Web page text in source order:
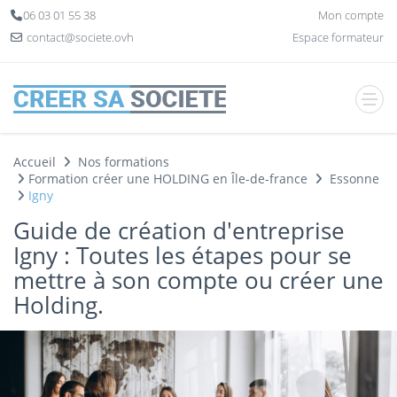
06 03 01 55 38
contact@societe.ovh
Mon compte
Espace formateur
Accueil
Nos formations
Formation créer une HOLDING en Île-de-france
Essonne
Igny
Guide de création d'entreprise
Igny : Toutes les étapes pour se
mettre à son compte ou créer une
Holding.
Panneau de gestion des cookies